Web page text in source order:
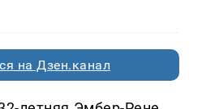
на Дзен.канал